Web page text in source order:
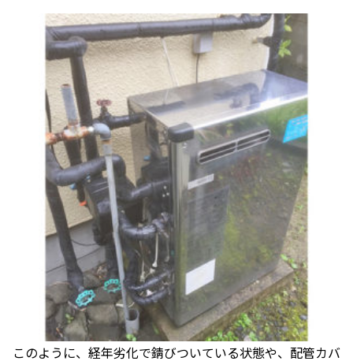
このように、経年劣化で錆びついている状態や、配管カバ